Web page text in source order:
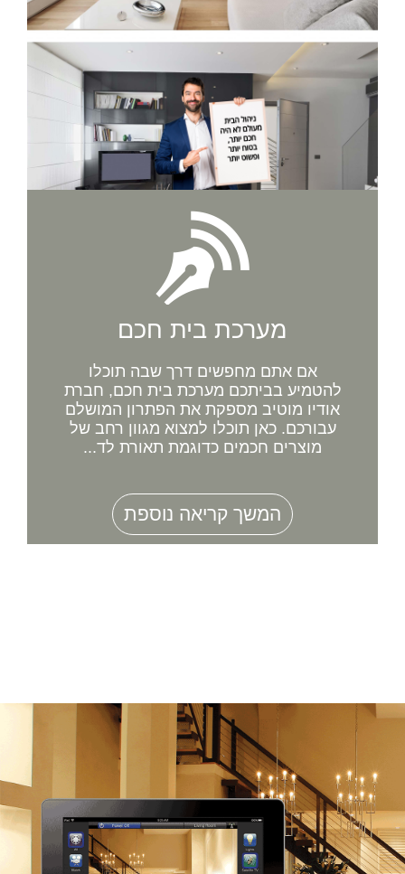
מערכת בית חכם
אם אתם מחפשים דרך שבה תוכלו
להטמיע בביתכם מערכת בית חכם, חברת
אודיו מוטיב מספקת את הפתרון המושלם
עבורכם. כאן תוכלו למצוא מגוון רחב של
מוצרים חכמים כדוגמת תאורת לד...
המשך קריאה נוספת